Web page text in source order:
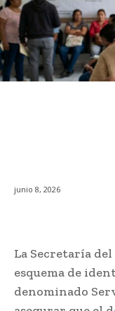
junio 8, 2026
La Secretaría
esquema de
denominado